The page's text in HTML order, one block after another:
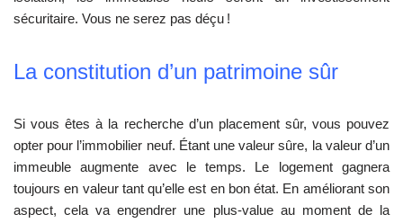
sécuritaire. Vous ne serez pas déçu !
La constitution d’un patrimoine sûr
Si vous êtes à la recherche d’un placement sûr, vous pouvez
opter pour l’immobilier neuf. Étant une valeur sûre, la valeur d’un
immeuble augmente avec le temps. Le logement gagnera
toujours en valeur tant qu’elle est en bon état. En améliorant son
aspect, cela va engendrer une plus-value au moment de la